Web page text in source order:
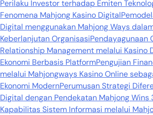
Perilaku Investor terhadap Emiten
Fenomena Mahjong Kasino Digital
Digital menggunakan Mahjong Ways
Keberlanjutan OrganisasiPendayagunaan
Relationship Management melalui Kasino
Ekonomi Berbasis PlatformPengujian
melalui Mahjongways Kasino Online
Ekonomi ModernPerumusan Strategi
Digital dengan Pendekatan Mahjong Wins
Kapabilitas Sistem Informasi melalui